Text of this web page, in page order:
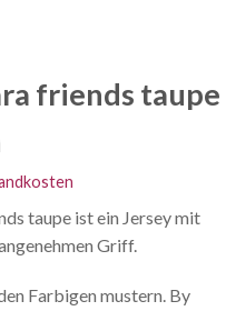
friends taupe
taupe ist ein Jersey mit
Griff.
Farbigen mustern. By